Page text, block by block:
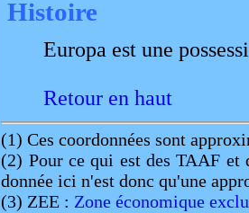
Histoire
Europa est une
Retour en haut
(1) Ces coordonnées sont
(2) Pour ce qui est des TAAF et
donnée ici n'est donc qu'une
(3) ZEE : Zone économique